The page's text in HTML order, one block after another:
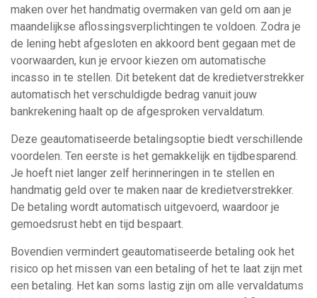
maken over het handmatig overmaken van geld om aan je
maandelijkse aflossingsverplichtingen te voldoen. Zodra je
de lening hebt afgesloten en akkoord bent gegaan met de
voorwaarden, kun je ervoor kiezen om automatische
incasso in te stellen. Dit betekent dat de kredietverstrekker
automatisch het verschuldigde bedrag vanuit jouw
bankrekening haalt op de afgesproken vervaldatum.
Deze geautomatiseerde betalingsoptie biedt verschillende
voordelen. Ten eerste is het gemakkelijk en tijdbesparend.
Je hoeft niet langer zelf herinneringen in te stellen en
handmatig geld over te maken naar de kredietverstrekker.
De betaling wordt automatisch uitgevoerd, waardoor je
gemoedsrust hebt en tijd bespaart.
Bovendien vermindert geautomatiseerde betaling ook het
risico op het missen van een betaling of het te laat zijn met
een betaling. Het kan soms lastig zijn om alle vervaldatums